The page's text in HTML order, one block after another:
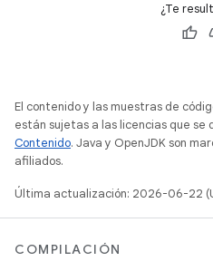
¿Te
El contenido y las muestras de
están sujetas a las licencias que se
Contenido. Java y OpenJDK son
afiliados.
Última actualización: 2026-06-22
COMPILACIÓN